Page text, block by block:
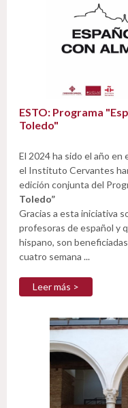
ESTO: Programa
Toledo"
El 2024 ha sido el año en
el Instituto Cervantes
edición conjunta del
Toledo”
Gracias a esta iniciativa
profesoras de español y
hispano, son
cuatro semana ...
Leer más >